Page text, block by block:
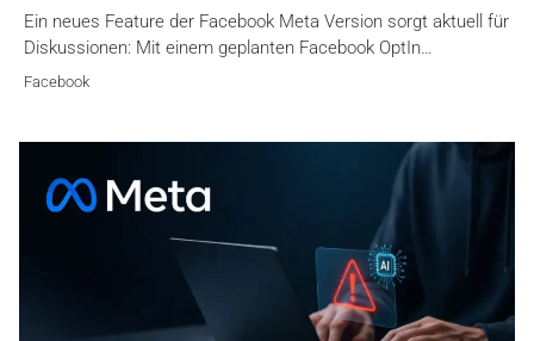
Ein neues Feature der Facebook Meta Version sorgt aktuell für
Diskussionen: Mit einem geplanten Facebook OptIn…
Facebook